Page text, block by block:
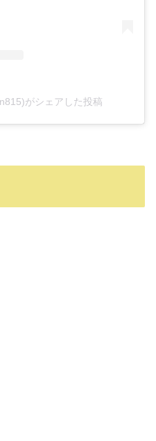
がシェアした投稿